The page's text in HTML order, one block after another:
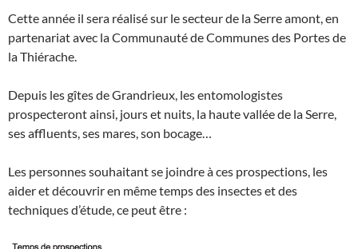
Cette année il sera réalisé sur le secteur de la Serre amont, en
partenariat avec la Communauté de Communes des Portes de
la Thiérache.
Depuis les gîtes de Grandrieux, les entomologistes
prospecteront ainsi, jours et nuits, la haute vallée de la Serre,
ses affluents, ses mares, son bocage…
Les personnes souhaitant se joindre à ces prospections, les
aider et découvrir en même temps des insectes et des
techniques d’étude, ce peut être :